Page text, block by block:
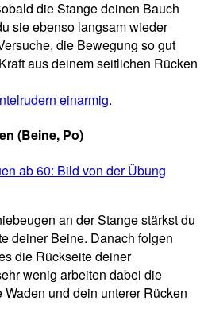
die Stange deinen Bauch
sie ebenso langsam wieder
die Bewegung so gut
aus deinem seitlichen Rücken
einarmig.
(Beine, Po)
an der Stange stärkst du
deiner Beine. Danach folgen
die Rückseite deiner
wenig arbeiten dabei die
und dein unterer Rücken